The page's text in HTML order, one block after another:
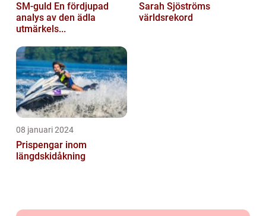
SM-guld En fördjupad
analys av den ädla
utmärkels...
Sarah Sjöströms
världsrekord
08 januari 2024
Prispengar inom
längdskidåkning